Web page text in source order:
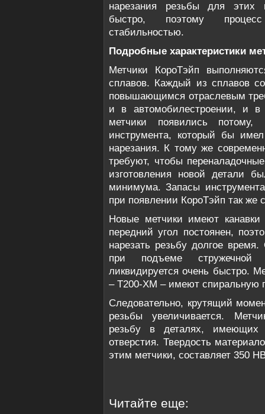
нарезания резьбы для этих
быстро, поэтому
стабильностью.
Подробные характеристики
Метчики КороТэйп
сплавов. Каждый из сплавов
повышающимся отраслевым
и в автомобилестроении, и
метчики появились
инструмента, который бы
нарезания. К тому же
требуют, чтобы
изготовления новой детали
минимума. Запасы
при появлении КороТэйп так же
Новые метчики имеют
передний угол постоянен,
нарезать резьбу долгое
при подъеме стружечной
ликвидируется очень быстро.
– T200-XM – имеют спиральную
Следовательно, крутящий
резьбы увеличивается.
резьбу в деталях, имеющих
отверстия. Твердость
этим метчики, составляет 350
Читайте еще: